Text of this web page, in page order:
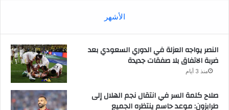
الأشهر
النصر يواجه العزلة في الدوري السعودي بعد
ضربة الاتفاق بلا صفقات جديدة
منذ 3 أيام
صلاح كلمة السر في انتقال نجم الهلال إلى
طرابزون: موعد حاسم ينتظره الجميع